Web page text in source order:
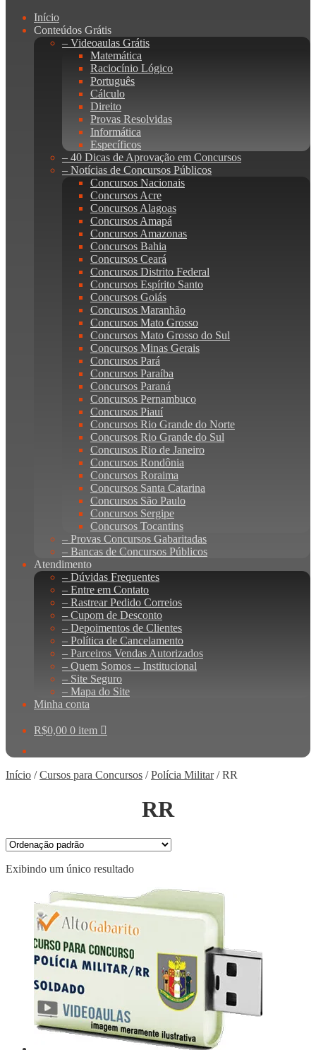
Início
Conteúdos Grátis
– Videoaulas Grátis
Matemática
Raciocínio Lógico
Português
Cálculo
Direito
Provas Resolvidas
Informática
Específicos
– 40 Dicas de Aprovação em Concursos
– Notícias de Concursos Públicos
Concursos Nacionais
Concursos Acre
Concursos Alagoas
Concursos Amapá
Concursos Amazonas
Concursos Bahia
Concursos Ceará
Concursos Distrito Federal
Concursos Espírito Santo
Concursos Goiás
Concursos Maranhão
Concursos Mato Grosso
Concursos Mato Grosso do Sul
Concursos Minas Gerais
Concursos Pará
Concursos Paraíba
Concursos Paraná
Concursos Pernambuco
Concursos Piauí
Concursos Rio Grande do Norte
Concursos Rio Grande do Sul
Concursos Rio de Janeiro
Concursos Rondônia
Concursos Roraima
Concursos Santa Catarina
Concursos São Paulo
Concursos Sergipe
Concursos Tocantins
– Provas Concursos Gabaritadas
– Bancas de Concursos Públicos
Atendimento
– Dúvidas Frequentes
– Entre em Contato
– Rastrear Pedido Correios
– Cupom de Desconto
– Depoimentos de Clientes
– Política de Cancelamento
– Parceiros Vendas Autorizados
– Quem Somos – Institucional
– Site Seguro
– Mapa do Site
Minha conta
R$0,00 0 item
Início /Cursos para Concursos /Polícia Militar/RR
RR
Exibindo um único resultado